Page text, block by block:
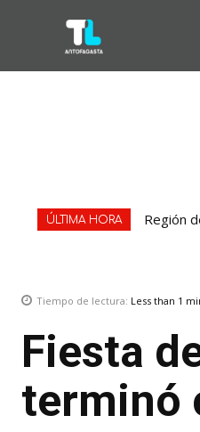
ÚLTIMA HORA Región
Tiempo de lectura: Less than 1
Fiesta
terminó